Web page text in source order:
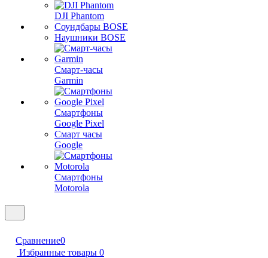
DJI Phantom
Соундбары BOSE
Наушники BOSE
Смарт-часы
Garmin
Смартфоны
Google Pixel
Смарт часы
Google
Смартфоны
Motorola
Сравнение0
Избранные товары 0